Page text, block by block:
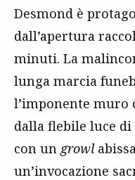
Desmond è
dall’apertura
minuti. La
lunga marcia
l’imponente
dalla flebile luce
con un growl
un’invocazione